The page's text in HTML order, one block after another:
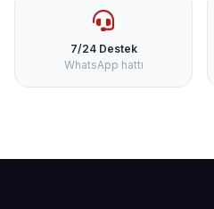
7/24 Destek
WhatsApp hattı